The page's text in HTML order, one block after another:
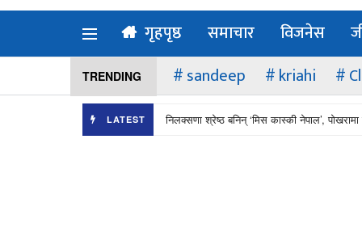
गृहपृष्ठ समाचार विजनेस
TRENDING sandeep kriahi
LATEST निलक्सणा श्रेष्ठ बनिन् ‘मिस कास्की नेपाल’,